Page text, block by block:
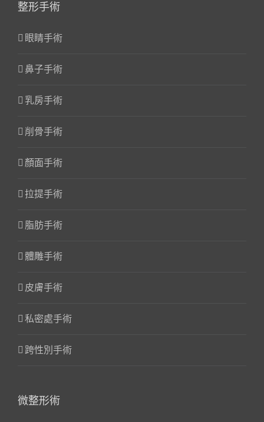
整形手術
眼睛手術
鼻子手術
乳房手術
削骨手術
顏面手術
拉提手術
脂肪手術
體雕手術
皮膚手術
私密處手術
跨性別手術
微整形術